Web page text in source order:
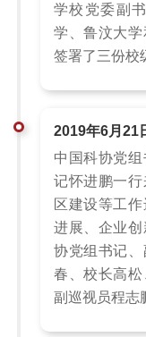
学校党委副
学、鲁汶大
签署了三份校
2019年6月21
中国科协党
记怀进鹏一
区建设等工
进展、企业
协党组书记
春、校长高
副巡视员程志